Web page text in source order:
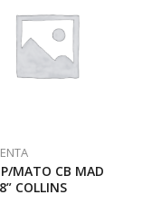
P/MATO CB MAD
COLLINS